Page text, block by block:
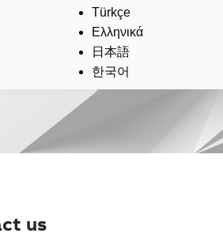
Türkçe
Ελληνικά
日本語
한국어
us